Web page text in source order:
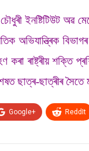
চৌধুৰী
অভিযান্ত্ৰিক
কৰা ৰাষ্ট্ৰীয় শক্তি
ছাত্ৰ-ছাত্ৰীৰ সৈতে
Google+ ReddIt